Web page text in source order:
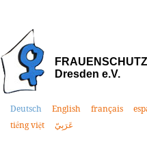
Dresden e.V.
Deutsch English français
tiếng việt
عَرَبِيّ